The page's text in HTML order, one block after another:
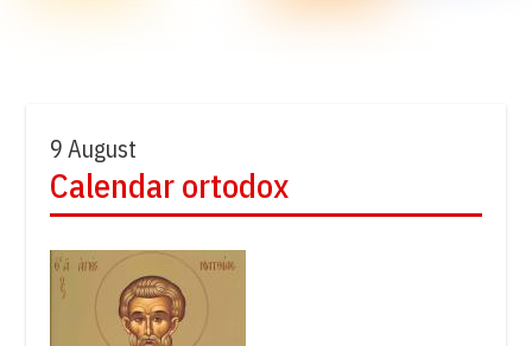
9 August
Calendar ortodox